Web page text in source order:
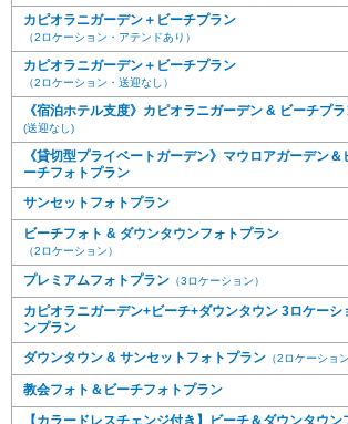
カピオラニガーデン＋ビーチプラン
（2ロケーション・アテンドあり）
カピオラニガーデン＋ビーチプラン
（2ロケーション・送迎なし）
《宿泊ホテル支度》カピオラニガーデン & ビーチプ
(送迎なし)
《貸切型プライベートガーデン》マウロアガーデン＆
ーチフォトプラン
サンセットフォトプラン
ビーチフォト & ダウンタウンフォトプラン
（2ロケーション）
プレミアムフォトプラン （3ロケーション）
カピオラニガーデン+ビーチ+ダウンタウン 3ロケーシ
ンプラン
ダウンタウン & サンセットフォトプラン （2ロケーション
教会フォト＆ビーチフォトプラン
【カラードレスチェンジ付き】ビーチ＆ダウンタウン